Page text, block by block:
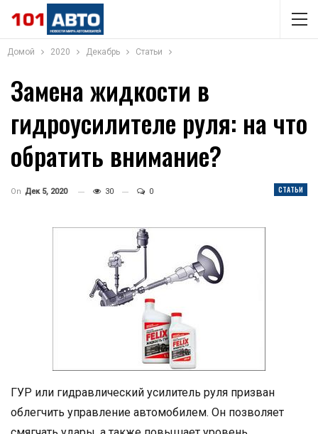
Домой 2020 Декабрь Статьи
Замена жидкости в
гидроусилителе руля: на что
обратить внимание?
СТАТЬИ
On Дек 5, 2020 30 0
ГУР или гидравлический усилитель руля призван
облегчить управление автомобилем. Он позволяет